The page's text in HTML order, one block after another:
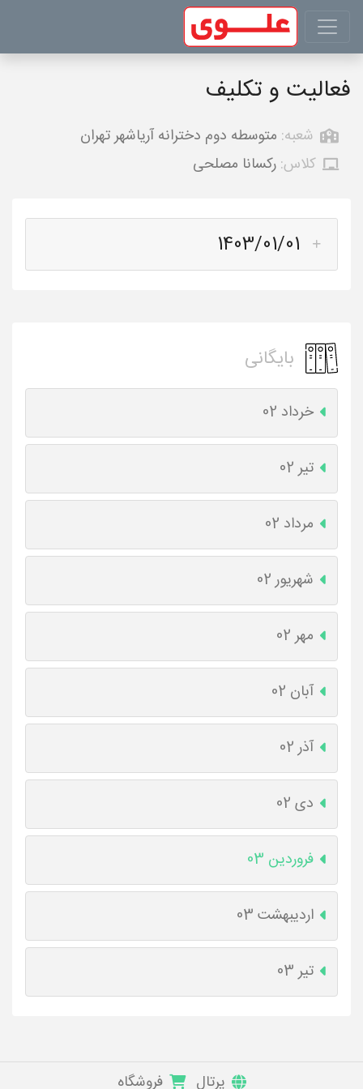
فعالیت و تکلیف
شعبه: متوسطه دوم دخترانه آریاشهر تهران
کلاس: رکسانا مصلحی
1403/01/01
بایگانی
خرداد 02
تیر 02
مرداد 02
شهریور 02
مهر 02
آبان 02
آذر 02
دی 02
فروردین 03
اردیبهشت 03
تیر 03
پرتال فروشگاه